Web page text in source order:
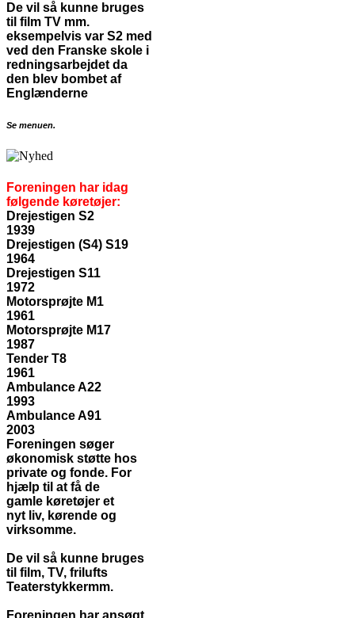
De vil så kunne bruges
til film TV mm.
eksempelvis var S2 med
ved den Franske skole i
redningsarbejdet da
den blev bombet af
Englænderne
Se menuen.
Foreningen har idag
følgende køretøjer:
Drejestigen S2
1939
Drejestigen (S4) S19
1964
Drejestigen S11
1972
Motorsprøjte M1
1961
Motorsprøjte M17
1987
Tender T8
1961
Ambulance A22
1993
Ambulance A91
2003
Foreningen søger
økonomisk støtte hos
private og fonde. For
hjælp til at få de
gamle køretøjer et
nyt liv, kørende og
virksomme.
De vil så kunne bruges
til film, TV, frilufts
Teaterstykkermm.
Foreningen har ansøgt